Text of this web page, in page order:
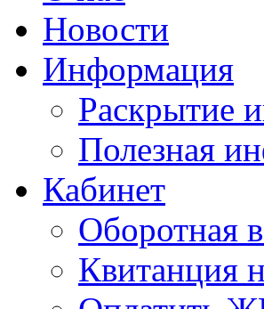
Новости
Информация
Раскрытие
Полезная
Кабинет
Оборотная
Квитанция